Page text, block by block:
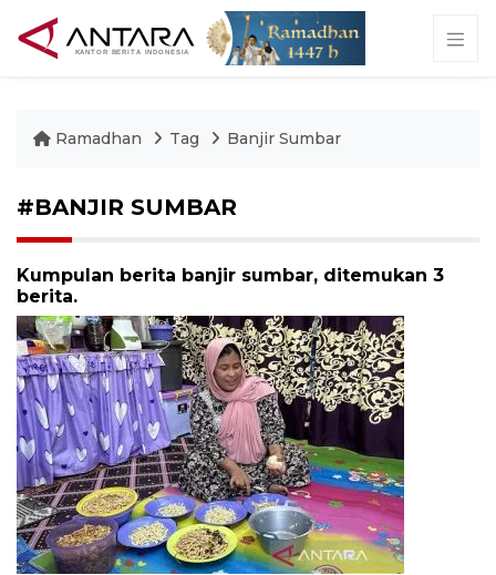
Ramadhan Tag Banjir Sumbar
#BANJIR SUMBAR
Kumpulan berita banjir sumbar, ditemukan 3
berita.